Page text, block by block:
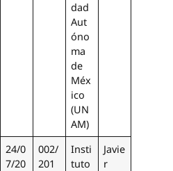
dad
Aut
óno
ma
de
Méx
ico
(UN
AM)
24/0
7/20
002/
201
Insti
tuto
Javie
r